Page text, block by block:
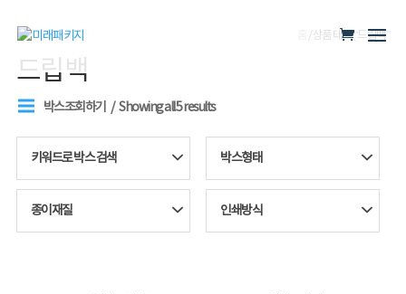
/ 상품 태그 “드립백”
드립백
박스조회하기 Showing all 5 results
키워드로 박스 검색 박스형태
종이재질 인쇄방식